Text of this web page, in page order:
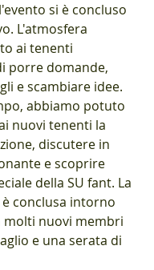
si è concluso
L'atmosfera
ai tenenti
porre domande,
e scambiare idee.
abbiamo potuto
nuovi tenenti la
discutere in
e scoprire
della SU fant. La
conclusa intorno
molti nuovi membri
e una serata di